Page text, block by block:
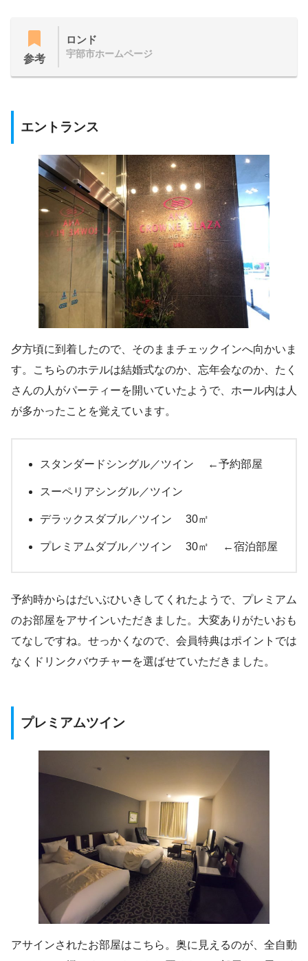
参考
ロンド
宇部市ホームページ
エントランス
夕方頃に到着したので、そのままチェックインへ向かいま
す。こちらのホテルは結婚式なのか、忘年会なのか、たく
さんの人がパーティーを開いていたようで、ホール内は人
が多かったことを覚えています。
スタンダードシングル／ツイン ←予約部屋
スーペリアシングル／ツイン
デラックスダブル／ツイン 30㎡
プレミアムダブル／ツイン 30㎡ ←宿泊部屋
予約時からはだいぶひいきしてくれたようで、プレミアム
のお部屋をアサインいただきました。大変ありがたいおも
てなしですね。せっかくなので、会員特典はポイントでは
なくドリンクバウチャーを選ばせていただきました。
プレミアムツイン
アサインされたお部屋はこちら。奥に見えるのが、全自動